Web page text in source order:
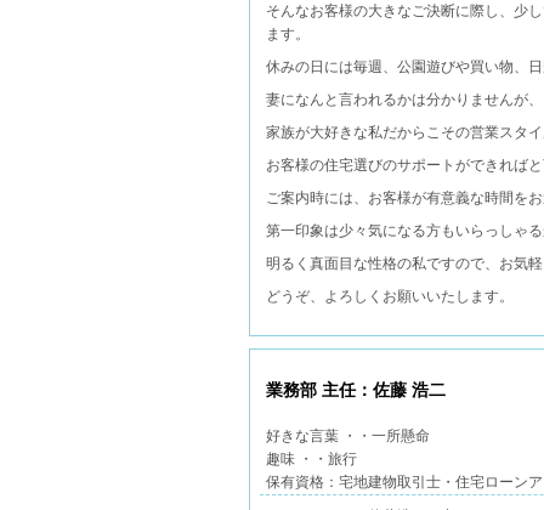
そんなお客様の大きなご決断に際し、少
ます。
休みの日には毎週、公園遊びや買い物、
妻になんと言われるかは分かりませんが
家族が大好きな私だからこその営業スタ
お客様の住宅選びのサポートができれば
ご案内時には、お客様が有意義な時間を
第一印象は少々気になる方もいらっしゃ
明るく真面目な性格の私ですので、お気
どうぞ、よろしくお願いいたします。
業務部 主任：佐藤 浩二
好きな言葉 ・・一所懸命
趣味 ・・旅行
保有資格：宅地建物取引士・住宅ローン